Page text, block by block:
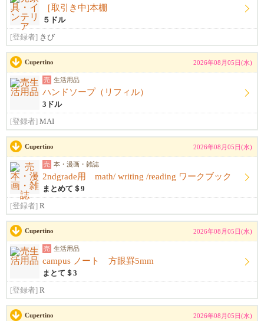
［取引き中]本棚
５ドル
[登録者] きび
Cupertino 2026年08月05日(水)
売 生活用品
ハンドソープ（リフィル）
3ドル
[登録者] MAI
Cupertino 2026年08月05日(水)
売 本・漫画・雑誌
2ndgrade用 math/ writing /reading ワークブック
まとめて＄9
[登録者] R
Cupertino 2026年08月05日(水)
売 生活用品
campus ノート 方眼罫5mm
まとて＄3
[登録者] R
Cupertino 2026年08月05日(水)